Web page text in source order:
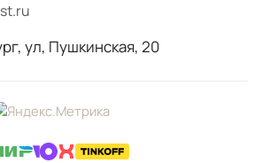
ул, Пушкинская, 20